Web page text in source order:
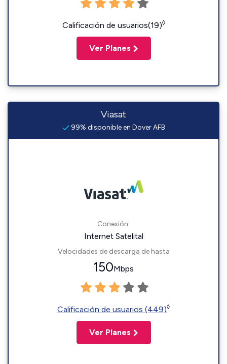
Calificación de usuarios(19)◊
Ver Planes
Viasat
99% disponible en Dover AFB
Conexión:
Internet Satelital
Velocidades de descarga de hasta
150Mbps
Calificación de usuarios (449)◊
Ver Planes